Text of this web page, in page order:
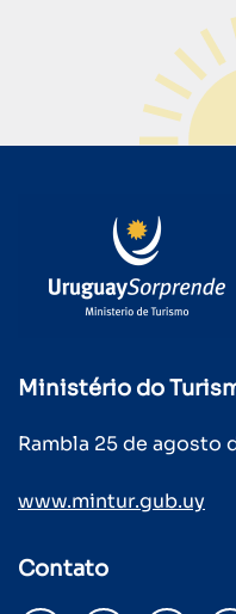
Ministério do
Rambla 25 de agosto
www.mintur.gub.uy
Contato